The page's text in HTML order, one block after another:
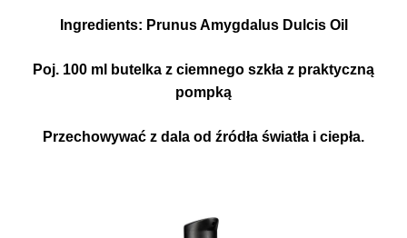
Ingredients: Prunus Amygdalus Dulcis Oil
Poj. 100 ml butelka z ciemnego szkła z praktyczną
pompką
Przechowywać z dala od źródła światła i ciepła.